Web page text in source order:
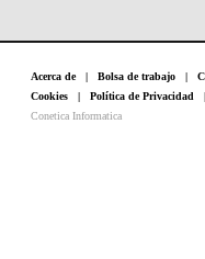
Acerca de| Bolsa de trabajo |
Cookies | Política de Privacidad
Conetica Informatica